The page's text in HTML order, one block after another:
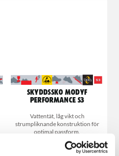
Skyddssko MODYF
performance S3
Vattentät, låg vikt och
strumpliknande konstruktion för
optimal passform.
EN ISO 20345